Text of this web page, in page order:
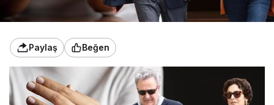
Paylaş Beğen